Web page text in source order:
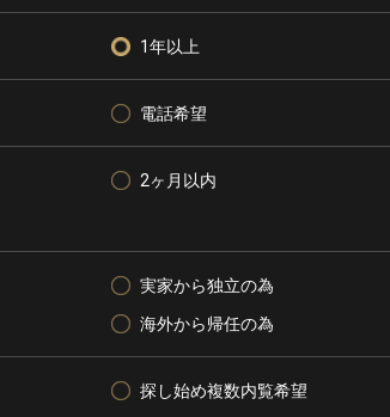
1年以上
電話希望
2ヶ月以内
実家から独立の為
海外から帰任の為
探し始め複数内覧希望